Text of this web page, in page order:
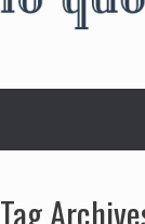
Tag